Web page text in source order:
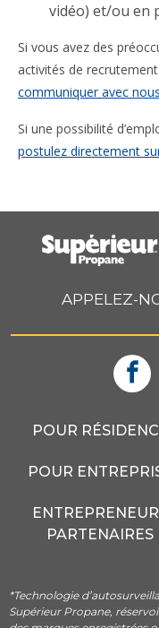
vidéo) et/ou en
Si vous avez des
activités de
communiquer avec nous
Si une possibilité
postulez directement
APPELEZ-
POUR
POUR
PARTENAIRES
*Technologie
Supérieur Propane,